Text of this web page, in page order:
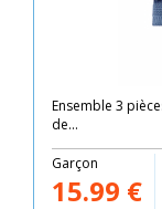
Ensemble 3
de...
Garçon
15.99 €